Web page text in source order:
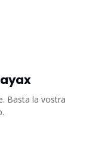
Basta la vostra